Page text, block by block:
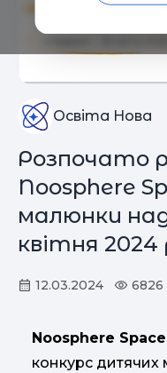
Освіта Нова
Розпочато
Noosphere
малюнки
квітня 2024
12.03.2024 6826
Noosphere
конкурс дитячих